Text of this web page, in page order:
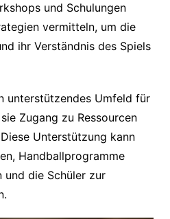
und Schulungen
vermitteln, um die
ihr Verständnis des Spiels
unterstützendes Umfeld für
Zugang zu Ressourcen
Unterstützung kann
Handballprogramme
die Schüler zur